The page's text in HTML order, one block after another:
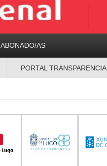
ABONADO/AS
PORTAL TRANSPARENCIA